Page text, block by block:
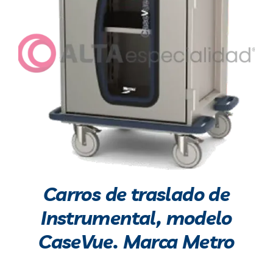
DETALLES
Carros de traslado de
Instrumental, modelo
CaseVue. Marca Metro